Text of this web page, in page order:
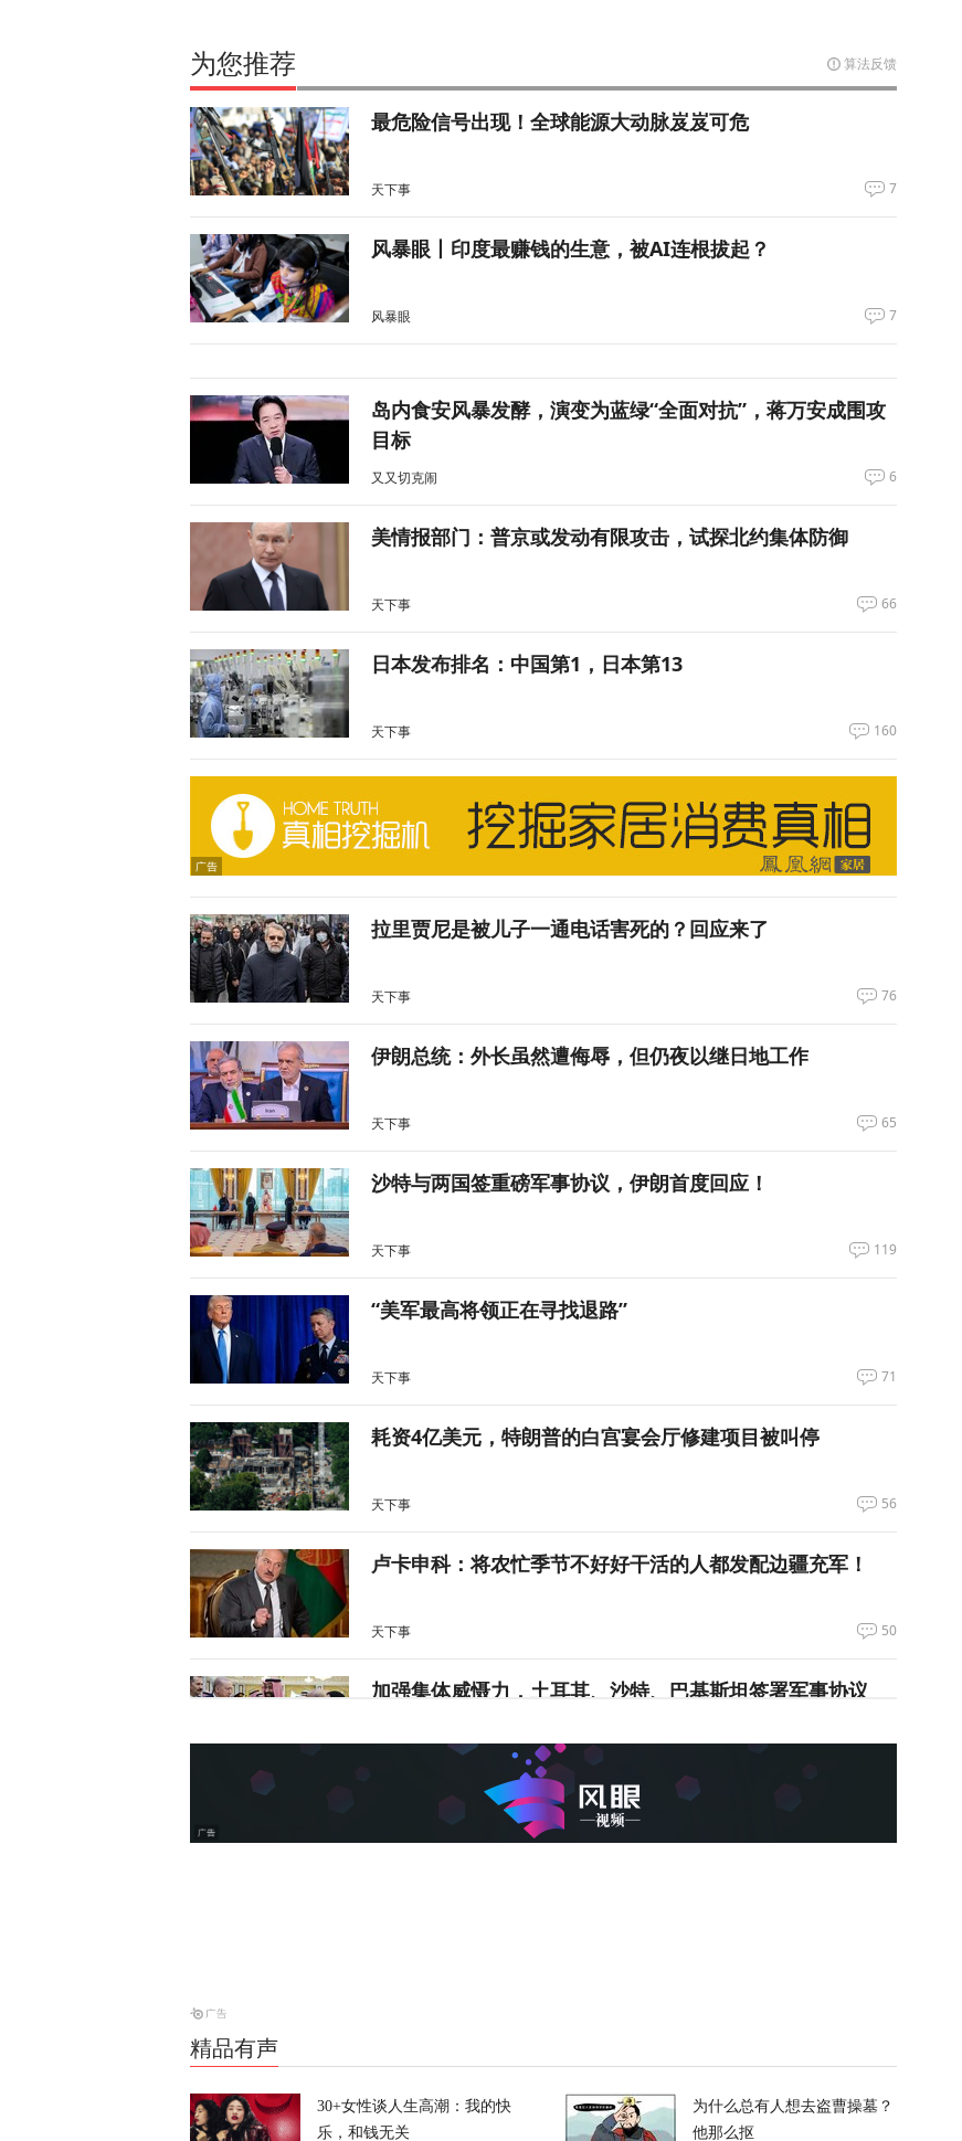
为您推荐 算法反馈
最危险信号出现！全球能源大动脉岌岌可危
天下事 7
风暴眼丨印度最赚钱的生意，被AI连根拔起？
风暴眼 7
岛内食安风暴发酵，演变为蓝绿“全面对抗”，蒋万安成围攻
目标
又又切克闹 6
美情报部门：普京或发动有限攻击，试探北约集体防御
天下事 66
日本发布排名：中国第1，日本第13
天下事 160
拉里贾尼是被儿子一通电话害死的？回应来了
天下事 76
伊朗总统：外长虽然遭侮辱，但仍夜以继日地工作
天下事 65
沙特与两国签重磅军事协议，伊朗首度回应！
天下事 119
“美军最高将领正在寻找退路”
天下事 71
耗资4亿美元，特朗普的白宫宴会厅修建项目被叫停
天下事 56
卢卡申科：将农忙季节不好好干活的人都发配边疆充军！
天下事 50
加强集体威慑力，土耳其、沙特、巴基斯坦签署军事协议
特朗普：我的支持率应该是150%
特朗普公开拒绝泽连斯基！
精品有声
30+女性谈人生高潮：我的快
乐，和钱无关
为什么总有人想去盗曹操墓？
他那么抠